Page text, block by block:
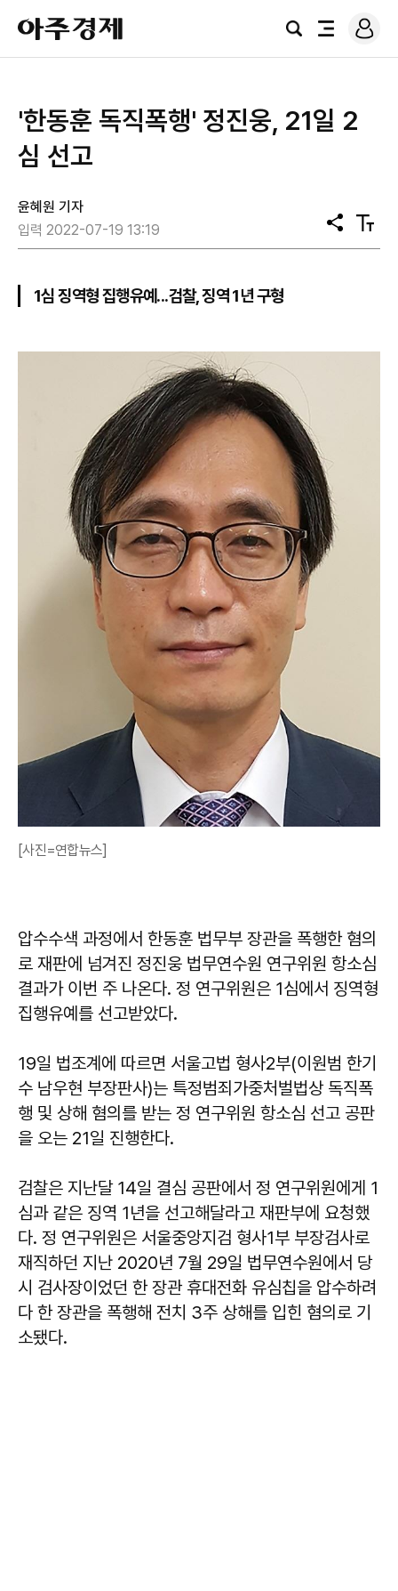
아
주
경
검
전
로
그
'한동훈 독직폭행' 정진웅, 21일 2
심 선고
윤혜원 기자
입력 2022-07-19 13:19
공
유
텍
스
1심 징역형 집행유예...검찰, 징역 1년 구형
[사진=연합뉴스]
압수수색 과정에서 한동훈 법무부 장관을 폭행한 혐의
로 재판에 넘겨진 정진웅 법무연수원 연구위원 항소심
결과가 이번 주 나온다. 정 연구위원은 1심에서 징역형
집행유예를 선고받았다.
19일 법조계에 따르면 서울고법 형사2부(이원범 한기
수 남우현 부장판사)는 특정범죄가중처벌법상 독직폭
행 및 상해 혐의를 받는 정 연구위원 항소심 선고 공판
을 오는 21일 진행한다.
검찰은 지난달 14일 결심 공판에서 정 연구위원에게 1
심과 같은 징역 1년을 선고해달라고 재판부에 요청했
다. 정 연구위원은 서울중앙지검 형사1부 부장검사로
재직하던 지난 2020년 7월 29일 법무연수원에서 당
시 검사장이었던 한 장관 휴대전화 유심칩을 압수하려
다 한 장관을 폭행해 전치 3주 상해를 입힌 혐의로 기
소됐다.